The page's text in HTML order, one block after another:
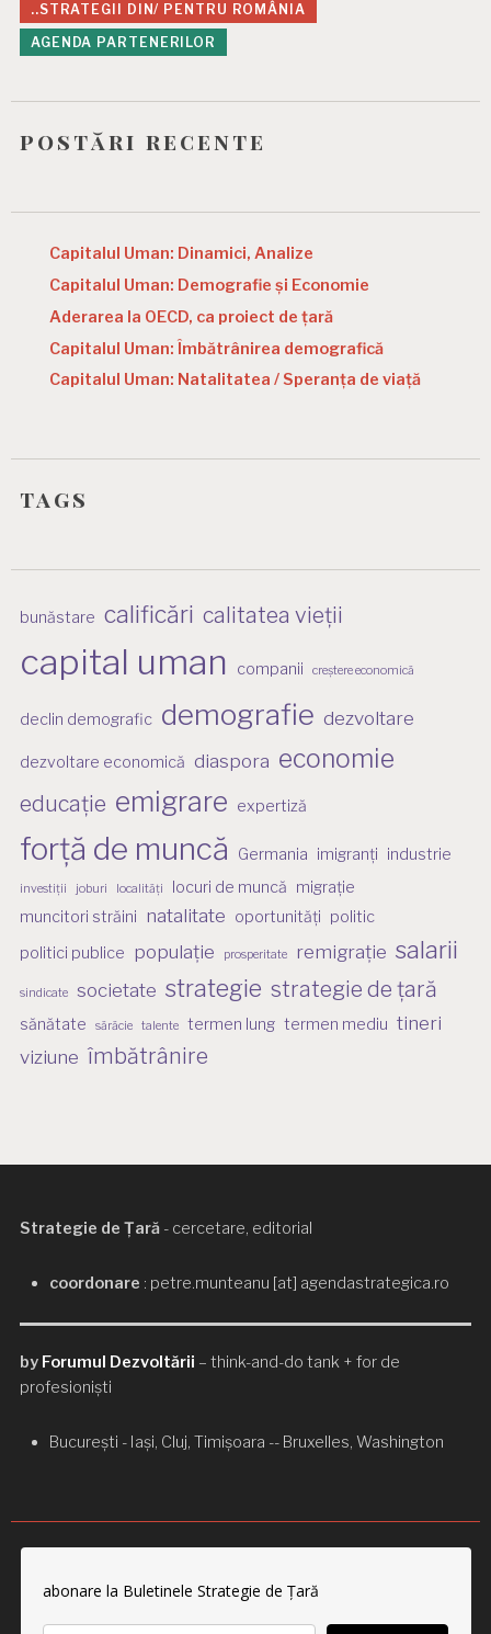
..STRATEGII DIN/ PENTRU ROMÂNIA
AGENDA PARTENERILOR
postări recente
Capitalul Uman: Dinamici, Analize
Capitalul Uman: Demografie și Economie
Aderarea la OECD, ca proiect de țară
Capitalul Uman: Îmbătrânirea demografică
Capitalul Uman: Natalitatea / Speranța de viață
tags
bunăstare calificări calitatea vieții
capital uman companii creștere economică
declin demografic demografie dezvoltare
dezvoltare economică diaspora economie
educație emigrare expertiză
forță de muncă Germania imigranți industrie
investiții joburi localități locuri de muncă migrație
muncitori străini natalitate oportunități politic
politici publice populație prosperitate remigrație salarii
sindicate societate strategie strategie de țară
sănătate sărăcie talente termen lung termen mediu tineri
viziune îmbătrânire
Strategie de Țară - cercetare, editorial
coordonare : petre.munteanu [at] agendastrategica.ro
by Forumul Dezvoltării – think-and-do tank + for de
profesioniști
București - Iași, Cluj, Timișoara -- Bruxelles, Washington
abonare la Buletinele Strategie de Țară